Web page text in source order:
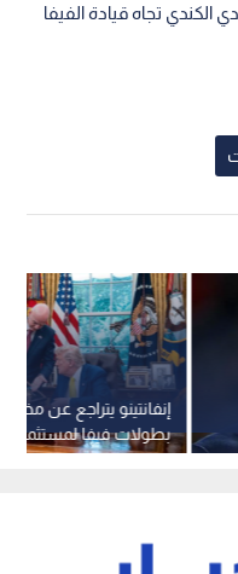
تجاه قيادة الفيفا
إنفانتينو يتراجع عن
بطولات فيفا لمستثمرين